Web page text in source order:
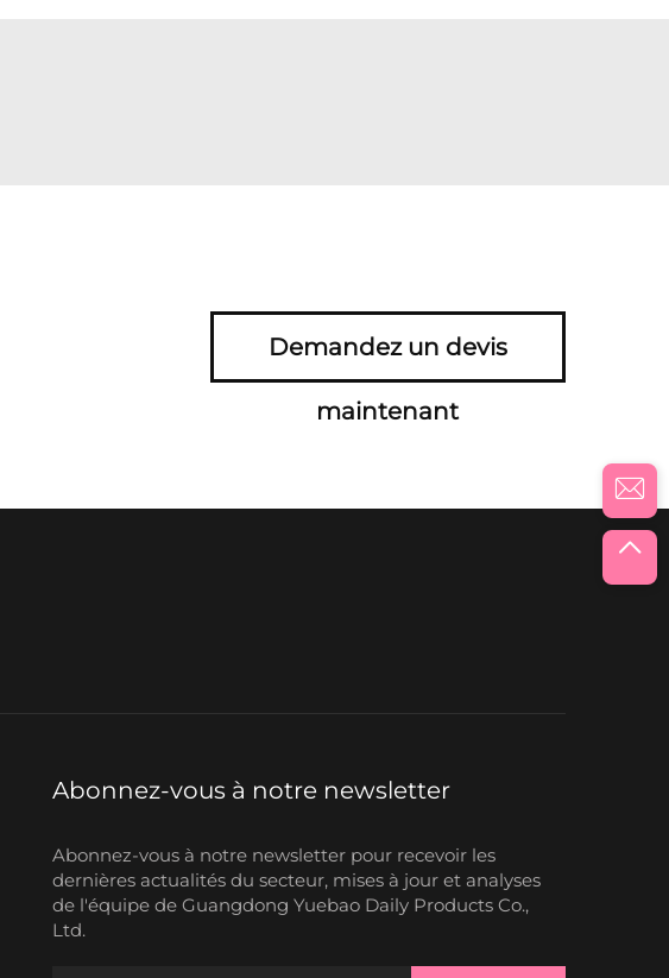
Demandez un devis
maintenant
Abonnez-vous à notre newsletter
Abonnez-vous à notre newsletter pour recevoir les
dernières actualités du secteur, mises à jour et analyses
de l'équipe de Guangdong Yuebao Daily Products Co.,
Ltd.